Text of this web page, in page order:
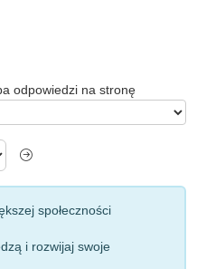
odpowiedzi na stronę
społeczności
i rozwijaj swoje